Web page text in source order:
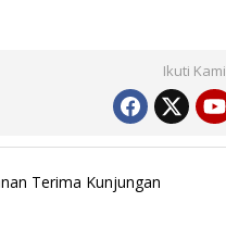
Ikuti Kami
Terima Kunjungan